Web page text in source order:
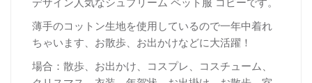
薄手のコットン生地を使用しているので一年中着れ
ちゃいます、お散歩、お出かけなどに大活躍！
場合：散歩、お出かけ、コスプレ、コスチューム、